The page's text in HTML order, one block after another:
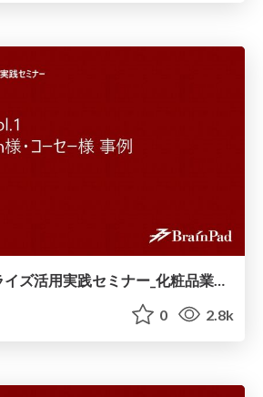
0 2.8k